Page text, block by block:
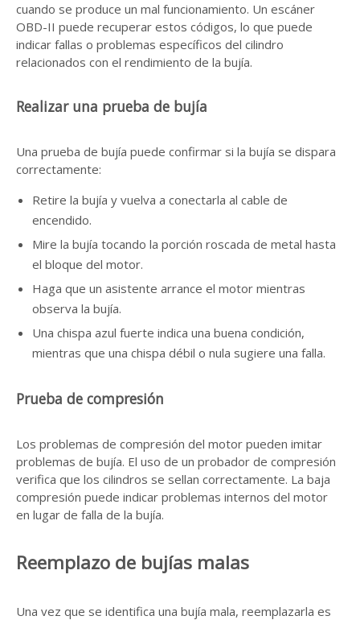
cuando se produce un mal funcionamiento. Un escáner
OBD-II puede recuperar estos códigos, lo que puede
indicar fallas o problemas específicos del cilindro
relacionados con el rendimiento de la bujía.
Realizar una prueba de bujía
Una prueba de bujía puede confirmar si la bujía se dispara
correctamente:
Retire la bujía y vuelva a conectarla al cable de
encendido.
Mire la bujía tocando la porción roscada de metal hasta
el bloque del motor.
Haga que un asistente arrance el motor mientras
observa la bujía.
Una chispa azul fuerte indica una buena condición,
mientras que una chispa débil o nula sugiere una falla.
Prueba de compresión
Los problemas de compresión del motor pueden imitar
problemas de bujía. El uso de un probador de compresión
verifica que los cilindros se sellan correctamente. La baja
compresión puede indicar problemas internos del motor
en lugar de falla de la bujía.
Reemplazo de bujías malas
Una vez que se identifica una bujía mala, reemplazarla es